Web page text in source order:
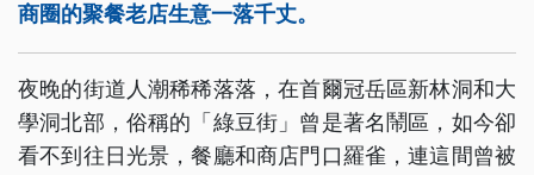
商圈的聚餐老店生意一落千丈。
夜晚的街道人潮稀稀落落，在首爾冠岳區新林洞和大
學洞北部，俗稱的「綠豆街」曾是著名鬧區，如今卻
看不到往日光景，餐廳和商店門口羅雀，連這間曾被